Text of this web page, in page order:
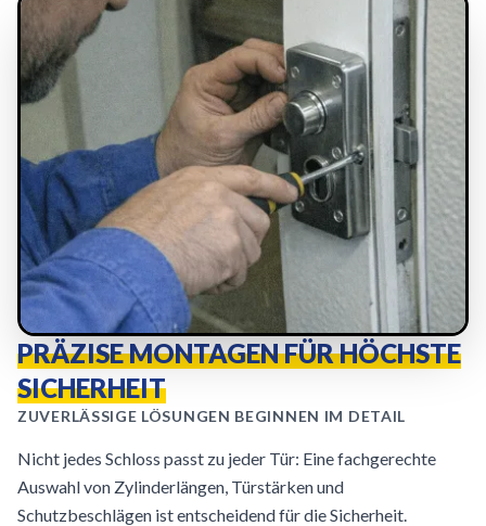
PRÄZISE MONTAGEN FÜR HÖCHSTE
SICHERHEIT
ZUVERLÄSSIGE LÖSUNGEN BEGINNEN IM DETAIL
Nicht jedes Schloss passt zu jeder Tür: Eine fachgerechte
Auswahl von Zylinderlängen, Türstärken und
Schutzbeschlägen ist entscheidend für die Sicherheit.